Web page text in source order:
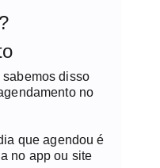
sabemos disso
no
que agendou é
no app ou site